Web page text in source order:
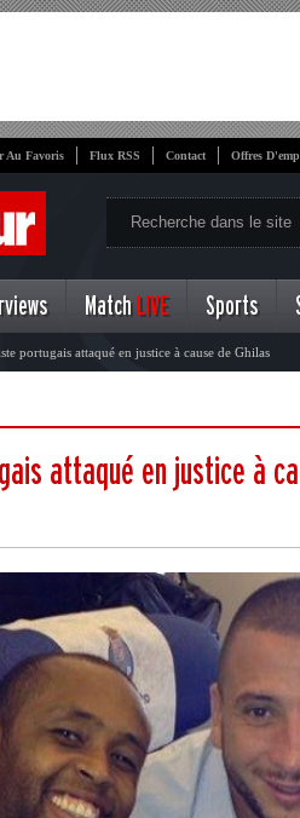
Au Favoris Flux RSS Contact Offres
Match LIVE Sports
portugais attaqué en justice à cause de Ghilas
attaqué en justice à